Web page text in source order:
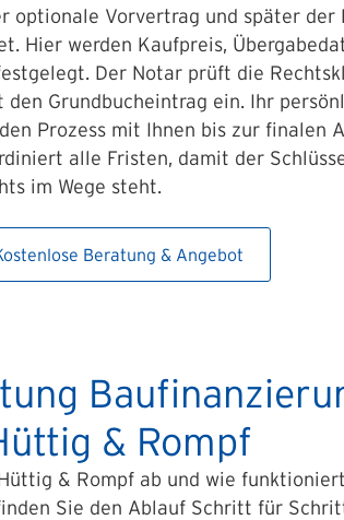
optionale Vorvertrag und später der
Hier werden Kaufpreis,
Der Notar prüft die
Grundbucheintrag ein. Ihr
Prozess mit Ihnen bis zur finalen
alle Fristen, damit der
im Wege steht.
Beratung & Angebot
& Rompf
& Rompf ab und wie
Sie den Ablauf Schritt für